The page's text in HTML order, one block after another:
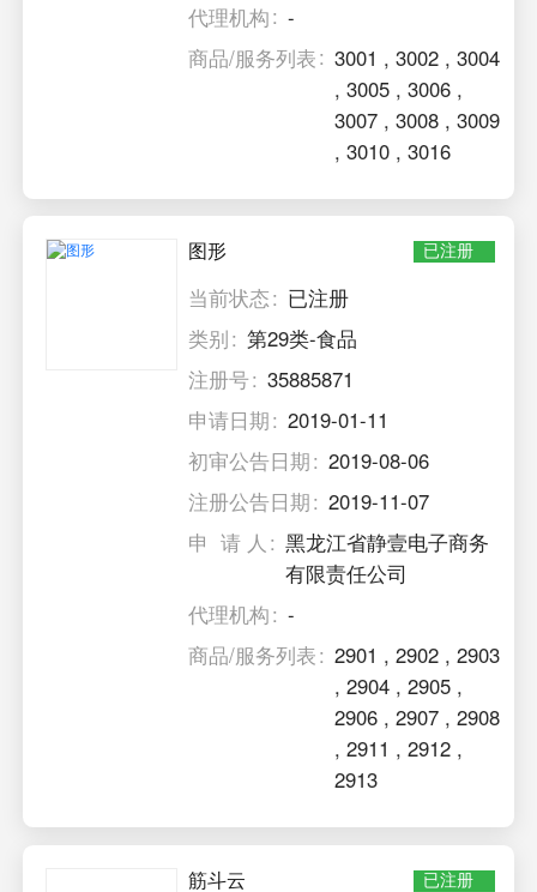
代理机构
-
商品/服务列表
3001 ,3002 ,3004
,3005 ,3006 ,
3007 ,3008 ,3009
,3010 ,3016
图形 已注册
当前状态
已注册
类别
第29类-食品
注册号
35885871
申请日期
2019-01-11
初审公告日期
2019-08-06
注册公告日期
2019-11-07
申 请 人
黑龙江省静壹电子商务
有限责任公司
代理机构
-
商品/服务列表
2901 ,2902 ,2903
,2904 ,2905 ,
2906 ,2907 ,2908
,2911 ,2912 ,
2913
筋斗云 已注册